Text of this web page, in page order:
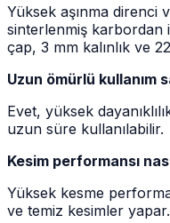
Yüksek aşınma direnci
sinterlenmiş karbordan
çap, 3 mm kalınlık ve
Uzun ömürlü kullanım
Evet, yüksek
uzun süre kullanılabilir.
Kesim performansı
Yüksek kesme
ve temiz kesimler yapar.